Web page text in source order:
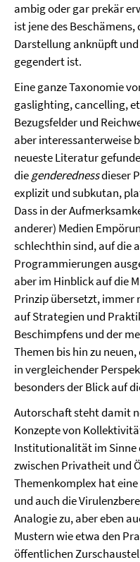
ambig oder gar prekär
ist jene des
Darstellung anknüpft
gegendert ist.
Eine ganze Taxonomie
gaslighting, cancelling,
Bezugsfelder und
aber interessanterweise
neueste Literatur
diegenderednessdieser
explizit und subkutan,
Dass in der
anderer) Medien
schlechthin sind, auf die
Programmierungen
aber im Hinblick auf die
Prinzip übersetzt, immer
auf Strategien und
Beschimpfens und der
Themen bis hin zu
in vergleichender
besonders der Blick auf
Autorschaft steht damit
Konzepte von
Institutionalität im Sinne
zwischen Privatheit und
Themenkomplex hat
und auch die
Analogie zu, aber eben
Mustern wie etwa den
öffentlichen